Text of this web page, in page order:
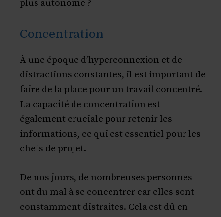
plus autonome ?
Concentration
À une époque d’hyperconnexion et de
distractions constantes, il est important de
faire de la place pour un travail concentré.
La capacité de concentration est
également cruciale pour retenir les
informations, ce qui est essentiel pour les
chefs de projet.
De nos jours, de nombreuses personnes
ont du mal à se concentrer car elles sont
constamment distraites. Cela est dû en